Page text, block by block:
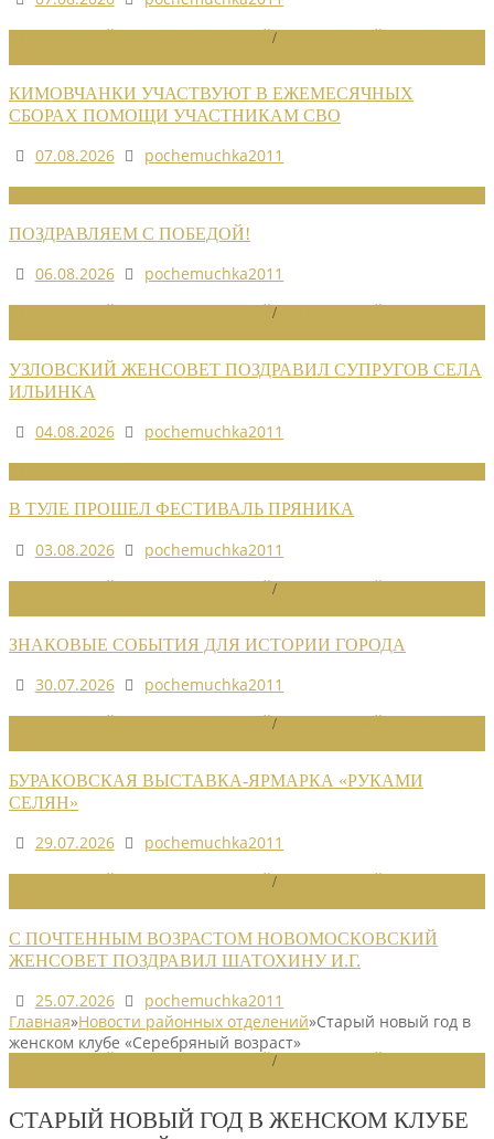
/
КИМОВЧАНКИ УЧАСТВУЮТ В ЕЖЕМЕСЯЧНЫХ
СБОРАХ ПОМОЩИ УЧАСТНИКАМ СВО
07.08.2026
pochemuchka2011
ПОЗДРАВЛЯЕМ С ПОБЕДОЙ!
06.08.2026
pochemuchka2011
/
УЗЛОВСКИЙ ЖЕНСОВЕТ ПОЗДРАВИЛ СУПРУГОВ СЕЛА
ИЛЬИНКА
04.08.2026
pochemuchka2011
В ТУЛЕ ПРОШЕЛ ФЕСТИВАЛЬ ПРЯНИКА
03.08.2026
pochemuchka2011
/
ЗНАКОВЫЕ СОБЫТИЯ ДЛЯ ИСТОРИИ ГОРОДА
30.07.2026
pochemuchka2011
/
БУРАКОВСКАЯ ВЫСТАВКА-ЯРМАРКА «РУКАМИ
СЕЛЯН»
29.07.2026
pochemuchka2011
/
С ПОЧТЕННЫМ ВОЗРАСТОМ НОВОМОСКОВСКИЙ
ЖЕНСОВЕТ ПОЗДРАВИЛ ШАТОХИНУ И.Г.
25.07.2026
pochemuchka2011
Главная»Новости районных отделений»Старый новый год в
женском клубе «Серебряный возраст»
/
СТАРЫЙ НОВЫЙ ГОД В ЖЕНСКОМ КЛУБЕ